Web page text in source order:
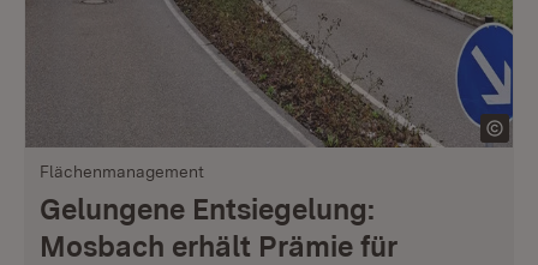
Flächenmanagement
Gelungene Entsiegelung:
Mosbach erhält Prämie für